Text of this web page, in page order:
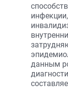
данным